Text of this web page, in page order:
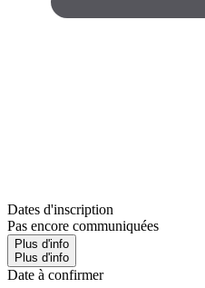
Dates d'inscription
Pas encore communiquées
Plus d'info
Plus d'info
Date à confirmer